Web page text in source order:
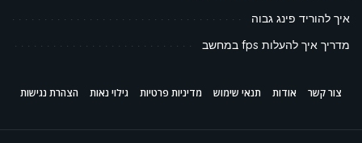
איך להוריד פינג גבוה
מדריך איך להעלות fps במחשב
צור קשר אודות תנאי שימוש מדיניות פרטיות גילוי נאות הצהרת נגישות